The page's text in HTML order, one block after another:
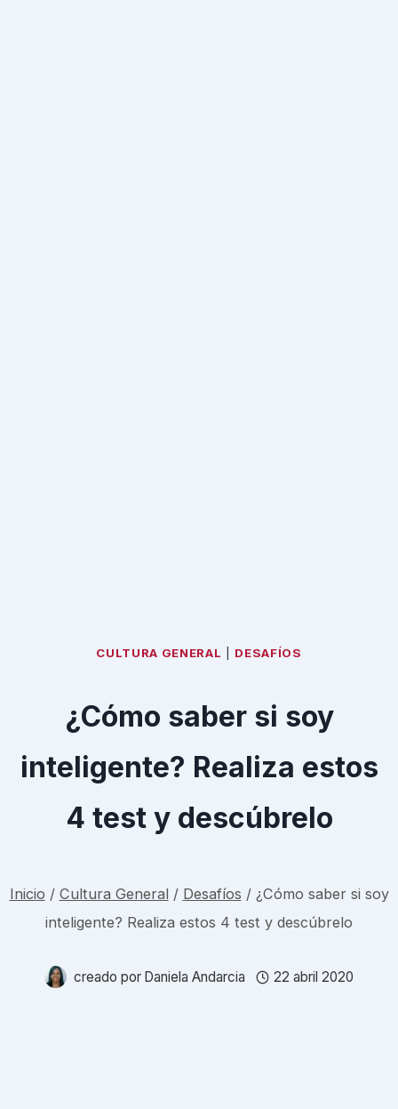
CULTURA GENERAL DESAFÍOS
¿Cómo saber si soy
inteligente? Realiza estos
4 test y descúbrelo
Inicio / Cultura General / Desafíos / ¿Cómo saber si soy
inteligente? Realiza estos 4 test y descúbrelo
creado por Daniela Andarcia 22 abril 2020